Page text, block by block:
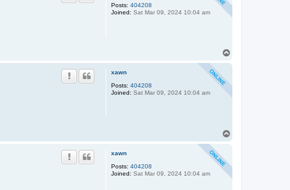
Posts: 404208
Joined: Sat Mar 09, 2024 10:04 am
xawn
Posts: 404208
Joined: Sat Mar 09, 2024 10:04 am
xawn
Posts: 404208
Joined: Sat Mar 09, 2024 10:04 am